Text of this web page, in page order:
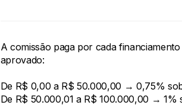
A comissão paga por cada
aprovado:
De R$ 0,00 a R$ 50.000,00 → 0,75%
De R$ 50.000,01 a R$ 100.000,00 → 1%